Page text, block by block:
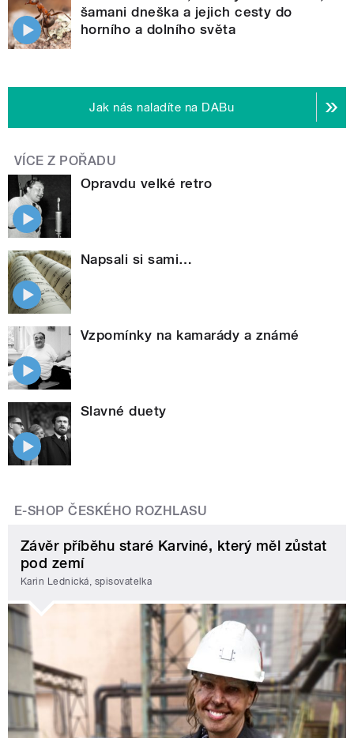
šamani dneška a jejich cesty do
horního a dolního světa
Jak nás naladíte na DABu
VÍCE Z POŘADU
Opravdu velké retro
Napsali si sami…
Vzpomínky na kamarády a známé
Slavné duety
E-SHOP ČESKÉHO ROZHLASU
Závěr příběhu staré Karviné, který měl zůstat
pod zemí
Karin Lednická, spisovatelka